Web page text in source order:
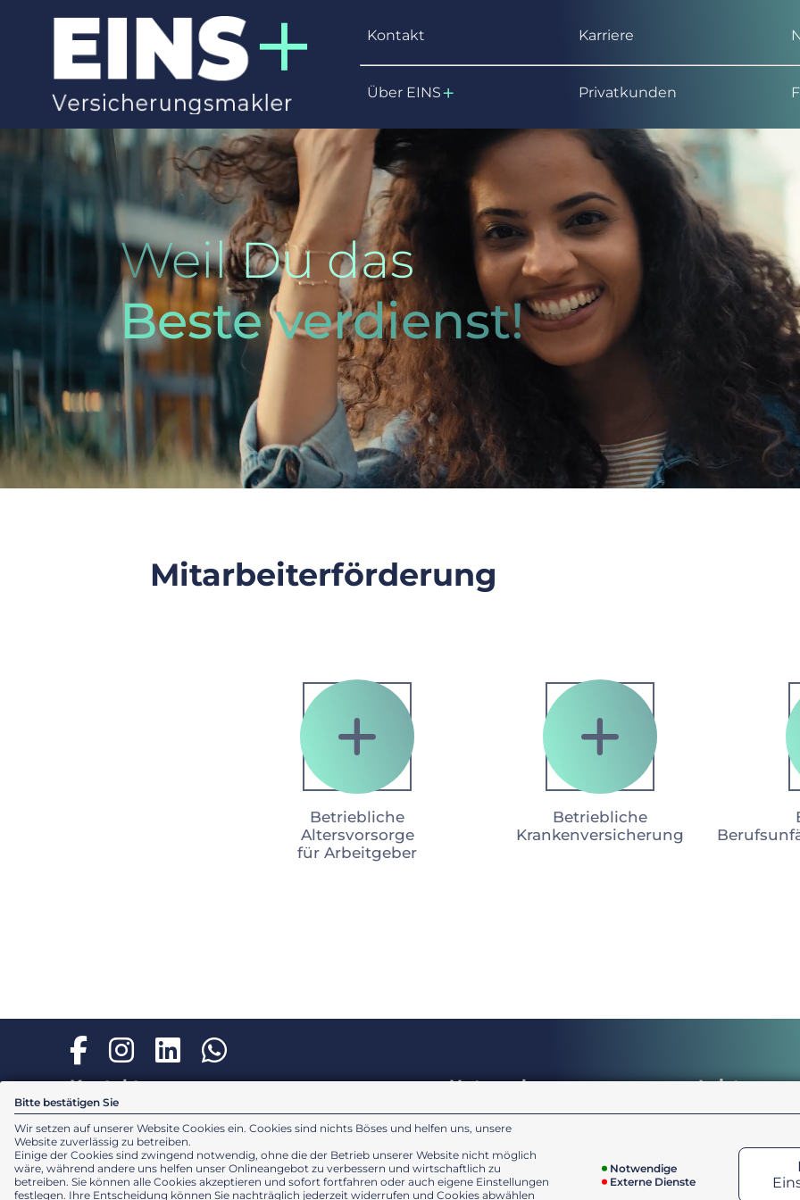
Bitte bestätigen Sie
Wir setzen auf unserer Website Cookies ein. Cookies sind nichts Böses und helfen uns, unsere
Website zuverlässig zu betreiben.
Einige der Cookies sind zwingend notwendig, ohne die der Betrieb unserer Website nicht möglich
wäre, während andere uns helfen unser Onlineangebot zu verbessern und wirtschaftlich zu
betreiben. Sie können alle Cookies akzeptieren und sofort fortfahren oder auch eigene Einstellungen
festlegen. Ihre Entscheidung können Sie nachträglich jederzeit widerrufen und Cookies abwählen
Notwendige
Externe Dienste
Kontakt Karriere
Über EINS+ Privatkunden
Weil Du das
Beste verdienst!
Mitarbeiterförderung
Betriebliche
Altersvorsorge
für Arbeitgeber
Betriebliche
Krankenversicherung
Kontakt
EinsPlus Versicherungsmakler GmbH
Am Oberen Luisenpark 7
68165 Mannheim
Unternehmen
Unser Versprechen
Karriere
Leistungen
Gesundheit